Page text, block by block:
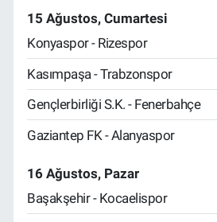
15 Ağustos, Cumartesi
Konyaspor - Rizespor
Kasımpaşa - Trabzonspor
Gençlerbirliği S.K. - Fenerbahçe
Gaziantep FK - Alanyaspor
16 Ağustos, Pazar
Başakşehir - Kocaelispor